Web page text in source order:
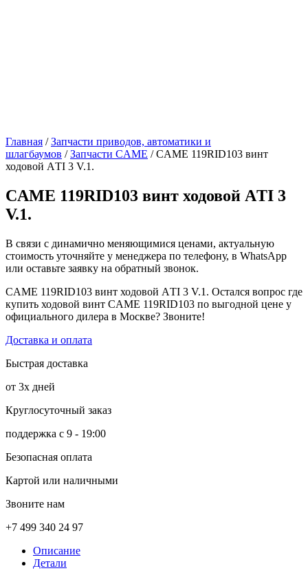
Главная /Запчасти приводов, автоматики и
шлагбаумов /Запчасти CAME / CAME 119RID103 винт
ходовой АTI 3 V.1.
CAME 119RID103 винт ходовой АTI 3
V.1.
В связи с динамично меняющимися ценами, актуальную
стоимость уточняйте у менеджера по телефону, в WhatsApp
или оставьте заявку на обратный звонок.
CAME 119RID103 винт ходовой АTI 3 V.1. Остался вопрос где
купить ходовой винт CAME 119RID103 по выгодной цене у
официального дилера в Москве? Звоните!
Доставка и оплата
Быстрая доставка
от 3х дней
Круглосуточный заказ
поддержка с 9 - 19:00
Безопасная оплата
Картой или наличными
Звоните нам
+7 499 340 24 97
Описание
Детали